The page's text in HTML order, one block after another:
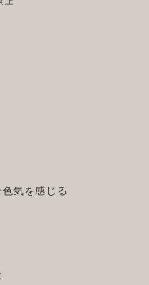
気を感じる